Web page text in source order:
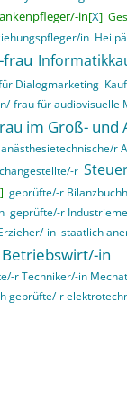
in[X]
in
Dialogmarketing
frau für audiovisuelle
im Groß- und
r
r
] geprüfte/-r
geprüfte/-r
in staatlich
in
r Techniker/-in
geprüfte/-r